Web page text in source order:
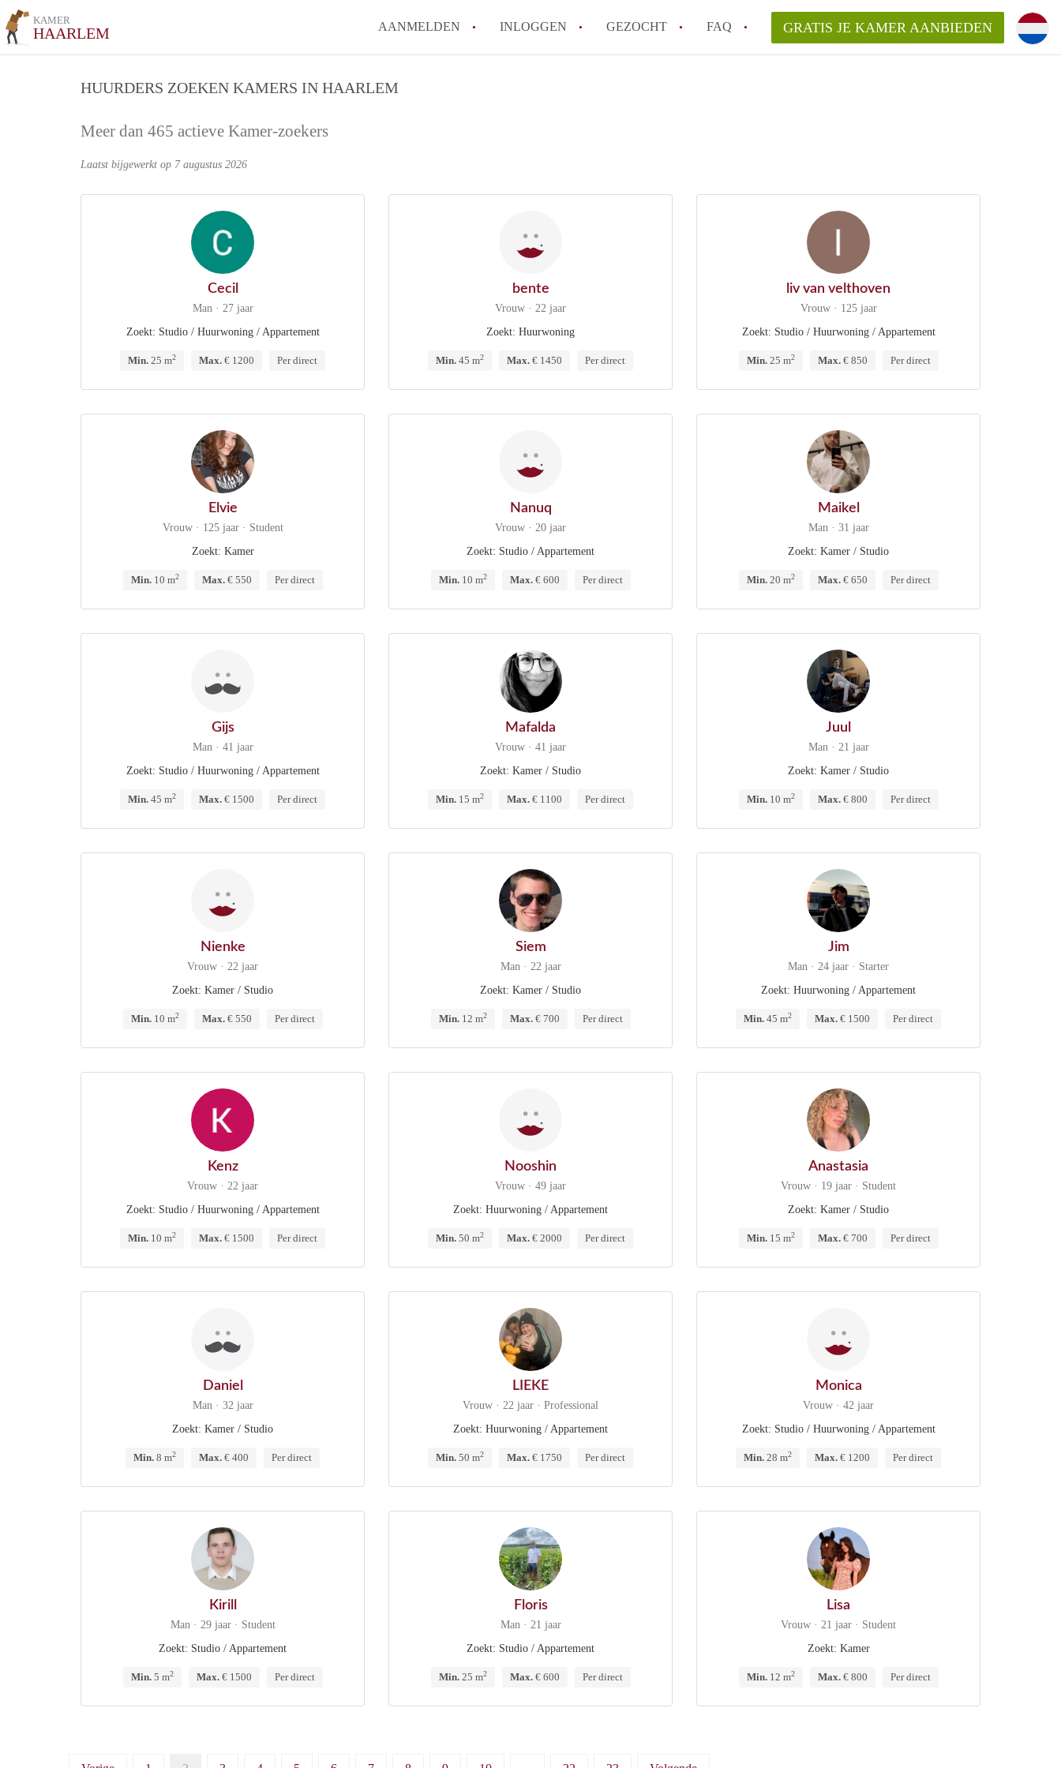
KAMER
HAARLEM AANMELDEN INLOGGEN GEZOCHT FAQ
Haarlem?
GRATIS JE KAMER AANBIEDEN
HUURDERS ZOEKEN KAMERS IN HAARLEM
Meer dan 465 actieve Kamer-zoekers
Laatst bijgewerkt op 7 augustus 2026
Cecil
Man · 27 jaar
Zoekt: Studio / Huurwoning / Appartement
Min. 25 m2 Max. € 1200 Per direct
bente
Vrouw · 22 jaar
Zoekt: Huurwoning
Min. 45 m2 Max. € 1450 Per direct
liv van velthoven
Vrouw · 125 jaar
Zoekt: Studio / Huurwoning / Appartement
Min.25 m2 Max.€ 850 Per direct
Elvie
Vrouw · 125 jaar · Student
Zoekt: Kamer
Min.10 m2 Max.€ 550 Per direct
Nanuq
Vrouw · 20 jaar
Zoekt: Studio / Appartement
Min.10 m2 Max.€ 600 Per direct
Maikel
Man · 31 jaar
Zoekt: Kamer / Studio
Min.20 m2 Max.€ 650 Per direct
Gijs
Man · 41 jaar
Zoekt: Studio / Huurwoning / Appartement
Min. 45 m2 Max. € 1500 Per direct
Mafalda
Vrouw · 41 jaar
Zoekt: Kamer / Studio
Min. 15 m2 Max. € 1100 Per direct
Juul
Man · 21 jaar
Zoekt: Kamer / Studio
Min.10 m2 Max.€ 800 Per direct
Nienke
Vrouw · 22 jaar
Zoekt: Kamer / Studio
Min.10 m2 Max.€ 550 Per direct
Siem
Man · 22 jaar
Zoekt: Kamer / Studio
Min.12 m2 Max.€ 700 Per direct
Jim
Man · 24 jaar · Starter
Zoekt: Huurwoning / Appartement
Min. 45 m2 Max. € 1500 Per direct
Kenz
Vrouw · 22 jaar
Zoekt: Studio / Huurwoning / Appartement
Min. 10 m2 Max. € 1500 Per direct
Nooshin
Vrouw · 49 jaar
Zoekt: Huurwoning / Appartement
Min. 50 m2 Max. € 2000 Per direct
Anastasia
Vrouw · 19 jaar · Student
Zoekt: Kamer / Studio
Min.15 m2 Max.€ 700 Per direct
Daniel
Man · 32 jaar
Zoekt: Kamer / Studio
Min. 8 m2 Max. € 400 Per direct
LIEKE
Vrouw · 22 jaar · Professional
Zoekt: Huurwoning / Appartement
Min. 50 m2 Max. € 1750 Per direct
Monica
Vrouw · 42 jaar
Zoekt: Studio / Huurwoning / Appartement
Min. 28 m2 Max. € 1200 Per direct
Kirill
Man · 29 jaar · Student
Zoekt: Studio / Appartement
Min.5 m2 Max.€ 1500 Per direct
Floris
Man · 21 jaar
Zoekt: Studio / Appartement
Min.25 m2 Max.€ 600 Per direct
Lisa
Vrouw · 21 jaar · Student
Zoekt: Kamer
Min.12 m2 Max.€ 800 Per direct